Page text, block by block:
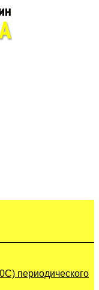
периодического